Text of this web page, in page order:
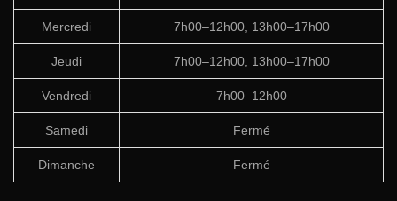
Mercredi 7h00–12h00, 13h00–17h00
Jeudi 7h00–12h00, 13h00–17h00
Vendredi 7h00–12h00
Samedi Fermé
Dimanche Fermé